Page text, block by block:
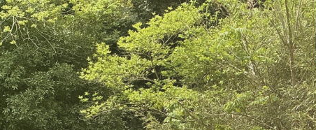
学びの特長
SDL
進路・進学
進路指導